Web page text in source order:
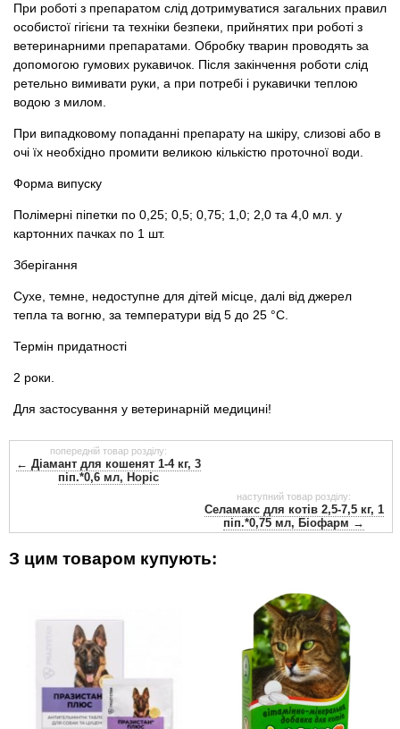
При роботі з препаратом слід дотримуватися загальних правил
особистої гігієни та техніки безпеки, прийнятих при роботі з
ветеринарними препаратами. Обробку тварин проводять за
допомогою гумових рукавичок. Після закінчення роботи слід
ретельно вимивати руки, а при потребі і рукавички теплою
водою з милом.
При випадковому попаданні препарату на шкіру, слизові або в
очі їх необхідно промити великою кількістю проточної води.
Форма випуску
Полімерні піпетки по 0,25; 0,5; 0,75; 1,0; 2,0 та 4,0 мл. у
картонних пачках по 1 шт.
Зберігання
Сухе, темне, недоступне для дітей місце, далі від джерел
тепла та вогню, за температури від 5 до 25 °С.
Термін придатності
2 роки.
Для застосування у ветеринарній медицині!
попередній товар розділу:
← Діамант для кошенят 1-4 кг, 3
піп.*0,6 мл, Норіс
наступний товар розділу:
Селамакс для котів 2,5-7,5 кг, 1
піп.*0,75 мл, Біофарм →
З цим товаром купують: